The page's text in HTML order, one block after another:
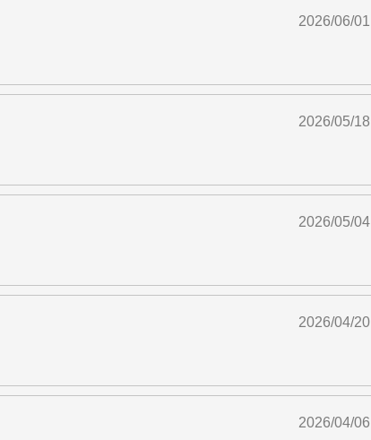
2026/06/01
2026/05/18
2026/05/04
2026/04/20
2026/04/06